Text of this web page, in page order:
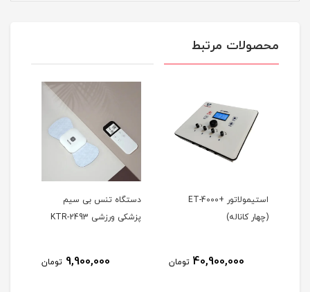
محصولات مرتبط
استیمولاتور +ET-4000
(چهار کاناله)
40,900,000 تومان
دستگاه تنس بی سیم
پزشکی ورزشی KTR-2493
9,900,000 تومان